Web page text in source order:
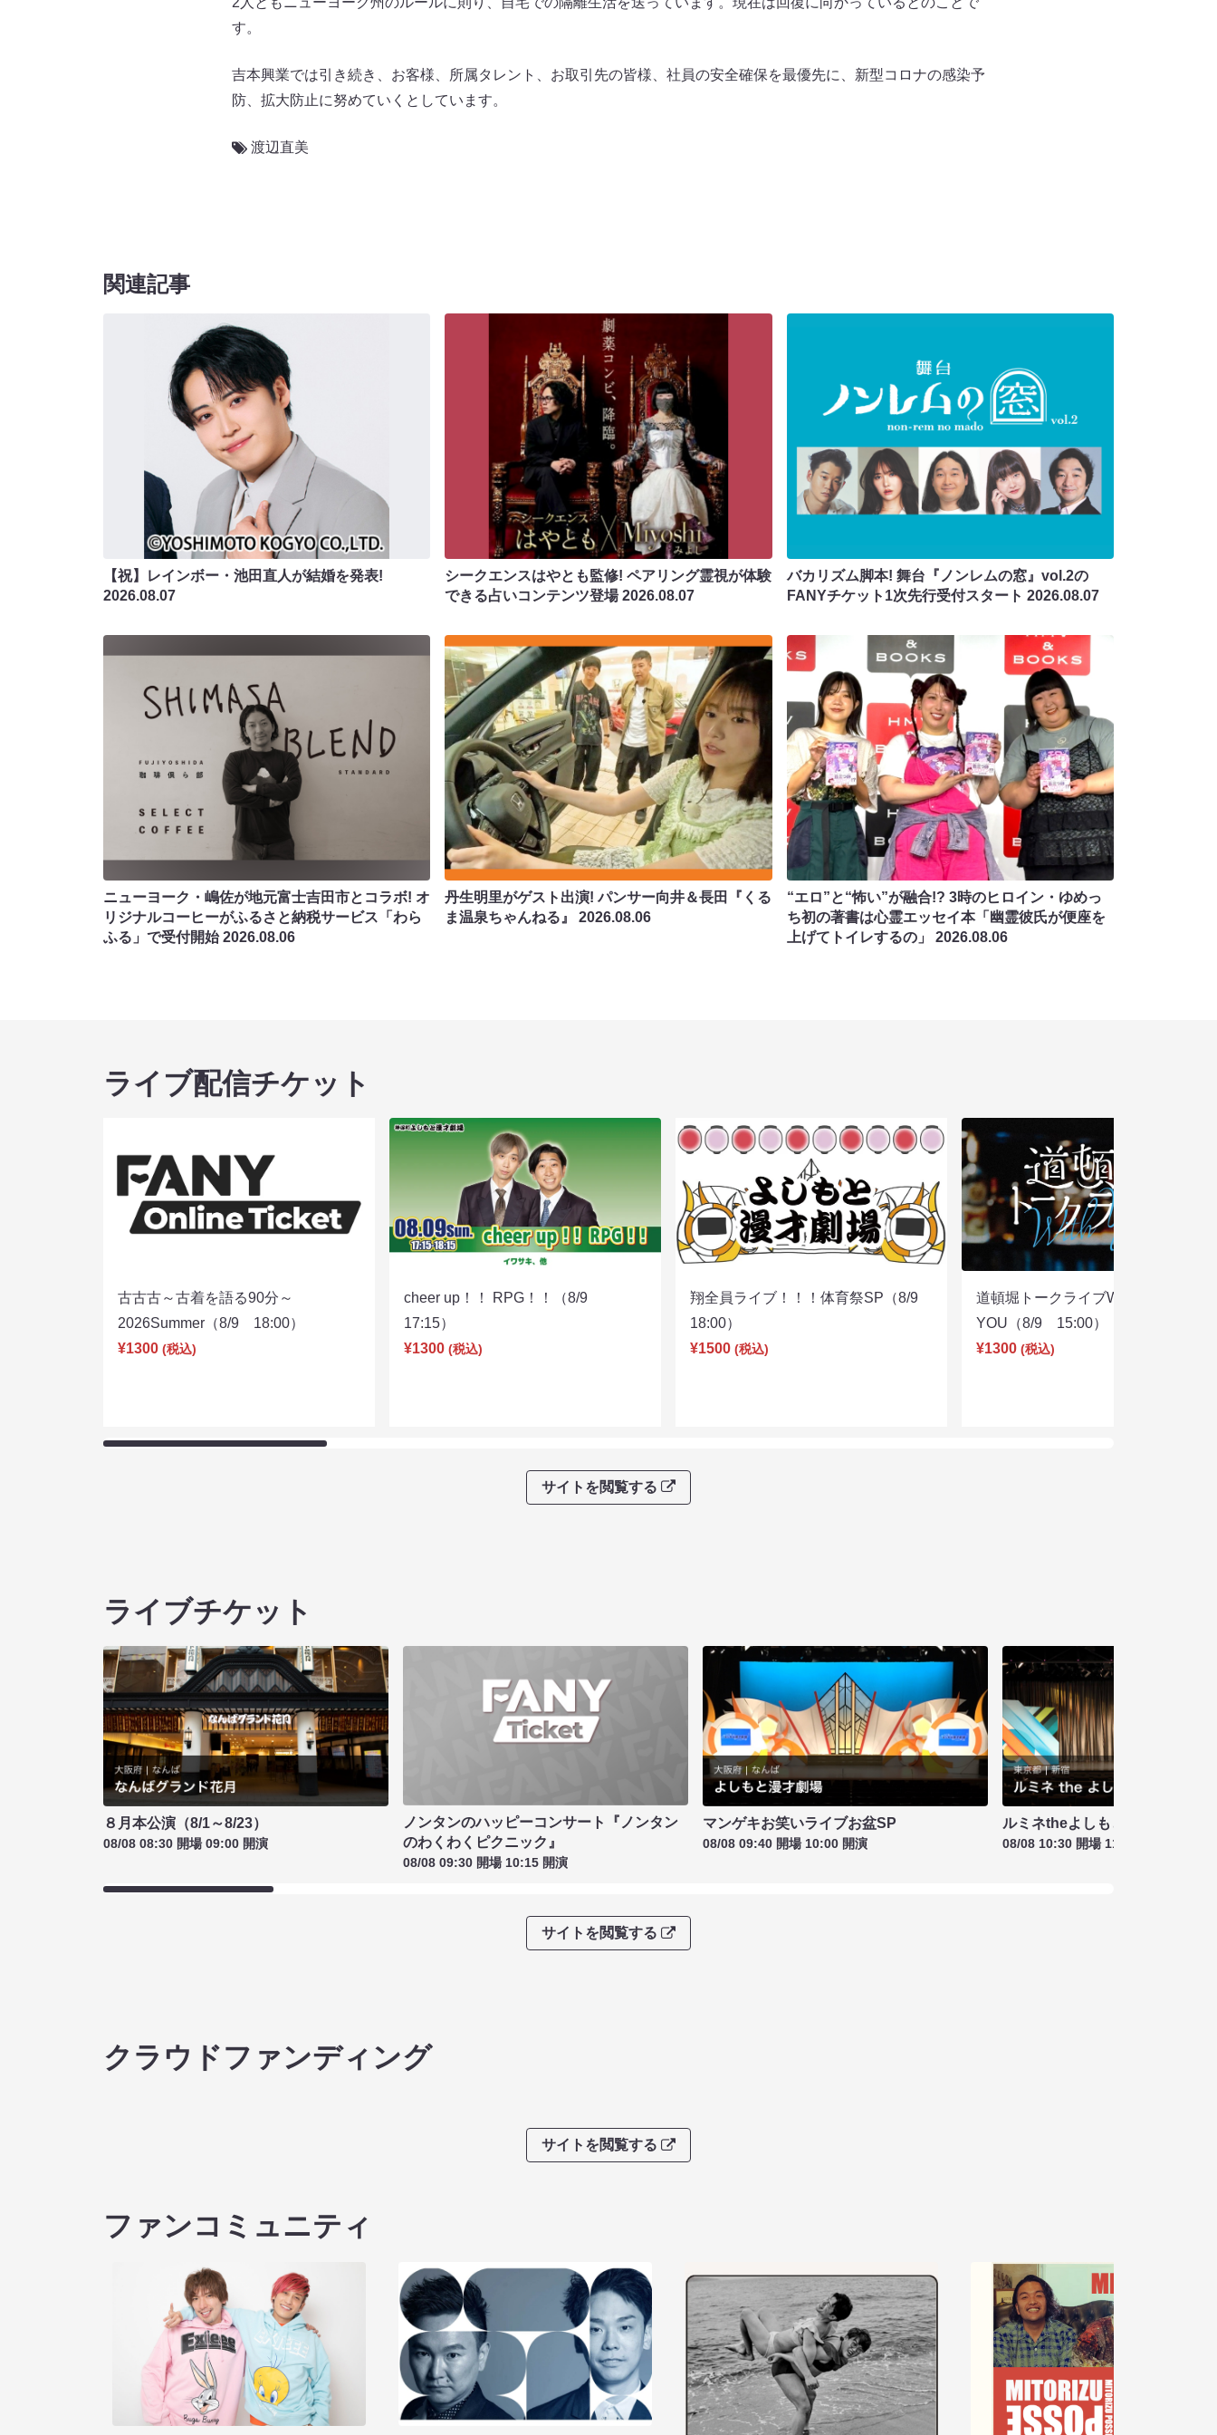
す。
吉本興業では引き続き、お客様、所属タレント、お取引先の皆様、社員の安全確保を最優先に、新型コロナの感染予
防、拡大防止に努めていくとしています。
渡辺直美
関連記事
【祝】レインボー・池田直人が結婚を発表!
2026.08.07
シークエンスはやとも監修! ペアリング霊視が体験
できる占いコンテンツ登場2026.08.07
バカリズム脚本! 舞台『ノンレムの窓』vol.2の
FANYチケット1次先行受付スタート 2026.08.07
ニューヨーク・嶋佐が地元富士吉田市とコラボ! オ
リジナルコーヒーがふるさと納税サービス「わら
ふる」で受付開始2026.08.06
丹生明里がゲスト出演! パンサー向井＆長田『くる
ま温泉ちゃんねる』2026.08.06
“エロ”と“怖い”が融合!? 3時のヒロイン・ゆめっ
ち初の著書は心霊エッセイ本「幽霊彼氏が便座を
上げてトイレするの」 2026.08.06
ライブ配信チケット
古古古～古着を語る90分～
2026Summer（8/9 18:00）
¥1300 (税込)
cheer up！！ RPG！！（8/9
17:15）
¥1300 (税込)
翔全員ライブ！！！体育祭SP（8/9
18:00）
¥1500 (税込)
道頓堀トークライブWITH
YOU（8/9 15:00）
¥1300 (税込)
サイトを閲覧する
ライブチケット
８月本公演（8/1～8/23）
08/08 08:30 開場 09:00 開演
ノンタンのハッピーコンサート『ノンタン
のわくわくピクニック』
08/08 09:30 開場 10:15 開演
マンゲキお笑いライブお盆SP
08/08 09:40 開場 10:00 開演
ルミネtheよしもと お盆特別興行
08/08 10:30 開場 11:00 開演
サイトを閲覧する
クラウドファンディング
サイトを閲覧する
ファンコミュニティ